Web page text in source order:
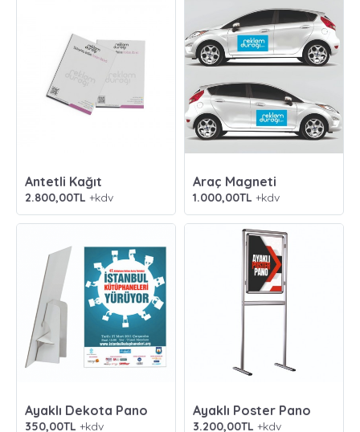
Antetli Kağıt
2.800,00TL +kdv
Araç Magneti
1.000,00TL +kdv
Ayaklı Dekota Pano
350,00TL +kdv
Ayaklı Poster Pano
3.200,00TL +kdv